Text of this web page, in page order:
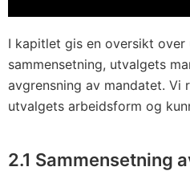
I kapitlet gis en oversikt over
sammensetning, utvalgets
avgrensning av mandatet.
utvalgets arbeidsform og
2.1 Sammensetning